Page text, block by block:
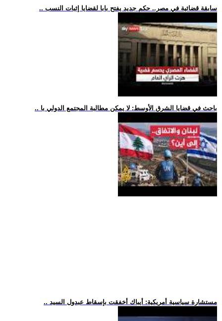
.. سابقة قضائية في مصر.. حكم جديد يفتح بابا لقضايا إثبات النسب
.. باحث في قضايا الشرق الأوسط: لا يمكن مطالبة المجتمع الدولي با
.. مستشارة سياسية أمريكية: أيباك أخفقت بإسقاط عبدول السيد